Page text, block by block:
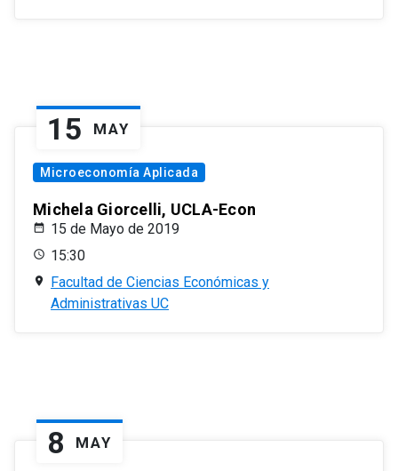
15 MAY
Microeconomía Aplicada
Michela Giorcelli, UCLA-Econ
15 de Mayo de 2019
15:30
Facultad de Ciencias Económicas y
Administrativas UC
8 MAY